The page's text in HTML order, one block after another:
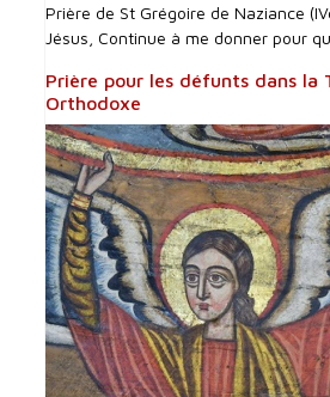
Prière de St Grégoire de Naziance
Jésus, Continue à me donner pour
Prière pour les défunts dans la
Orthodoxe